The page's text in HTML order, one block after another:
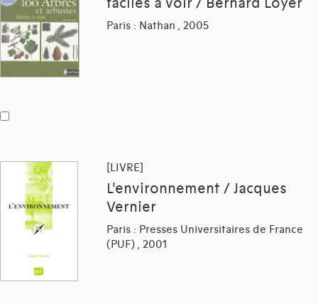
faciles à voir / Bernard Loyer
Paris : Nathan , 2005
[LIVRE]
L'environnement / Jacques
Vernier
Paris : Presses Universitaires de France
(PUF) , 2001